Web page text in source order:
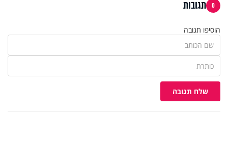
0 תגובות
הוסיפו תגובה
שלח תגובה